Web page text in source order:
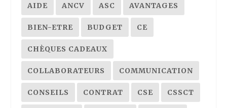
AIDE ANCV ASC AVANTAGES
BIEN-ETRE BUDGET CE
CHÈQUES CADEAUX
COLLABORATEURS COMMUNICATION
CONSEILS CONTRAT CSE CSSCT